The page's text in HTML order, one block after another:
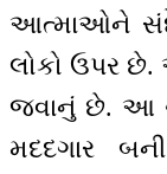
આત્માઓને
લોકો ઉપર
જવાનું છે. આ
મદદગાર